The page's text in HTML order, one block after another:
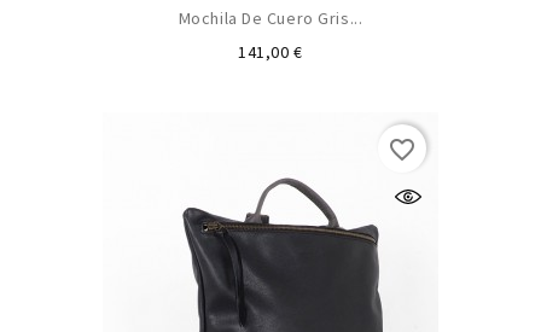
Mochila De Cuero Gris...
141,00 €Precio
favorite_border